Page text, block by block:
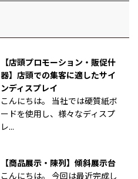
【店頭プロモーション・販促什
器】店頭での集客に適したサイ
ンディスプレイ
こんにちは。 当社では硬質紙ボ
ードを使用し、様々なディスプ
レ...
【商品展示・陳列】傾斜展示台
こんにちは。 今回は最近完成し